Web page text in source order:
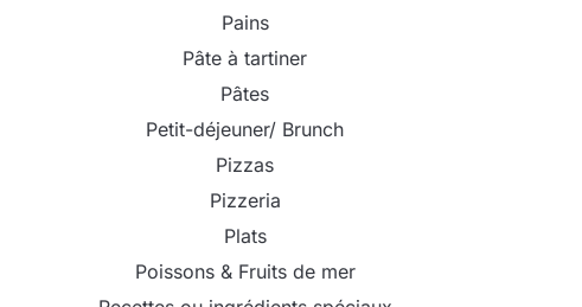
Pains
Pâte à tartiner
Pâtes
Petit-déjeuner/ Brunch
Pizzas
Pizzeria
Plats
Poissons & Fruits de mer